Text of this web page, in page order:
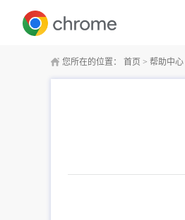
您所在的位置： 首页 > 帮助中心